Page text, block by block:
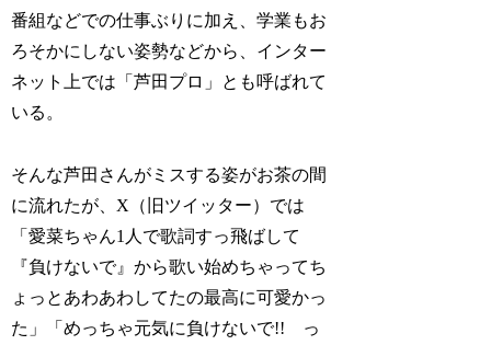
番組などでの仕事ぶりに加え、学業もお
ろそかにしない姿勢などから、インター
ネット上では「芦田プロ」とも呼ばれて
いる。
そんな芦田さんがミスする姿がお茶の間
に流れたが、X（旧ツイッター）では
「愛菜ちゃん1人で歌詞すっ飛ばして
『負けないで』から歌い始めちゃってち
ょっとあわあわしてたの最高に可愛かっ
た」「めっちゃ元気に負けないで!! っ